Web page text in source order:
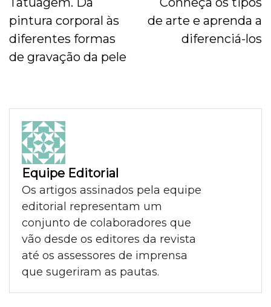
pintura corporal às
diferentes formas
de gravação da pele
de arte e aprenda a
diferenciá-los
Equipe Editorial
Os artigos assinados pela equipe
editorial representam um
conjunto de colaboradores que
vão desde os editores da revista
até os assessores de imprensa
que sugeriram as pautas.